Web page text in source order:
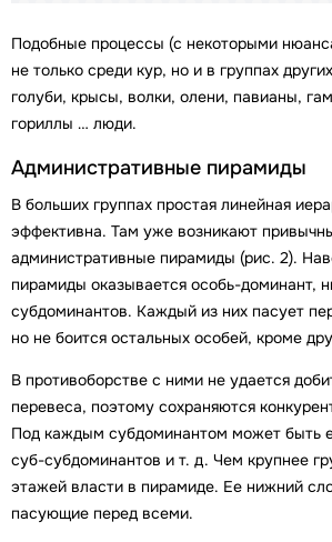
Подобные процессы (с некоторыми
не только среди кур, но и в группах
голуби, крысы, волки, олени, павианы,
гориллы … люди.
Административные пирамиды
В больших группах простая линейная
эффективна. Там уже возникают
административные пирамиды (рис. 2).
пирамиды оказывается особь-доминант,
субдоминантов. Каждый из них пасует
но не боится остальных особей, кроме
В противоборстве с ними не удается
перевеса, поэтому сохраняются
Под каждым субдоминантом может быть
суб-субдоминантов и т. д. Чем крупнее
этажей власти в пирамиде. Ее нижний
пасующие перед всеми.